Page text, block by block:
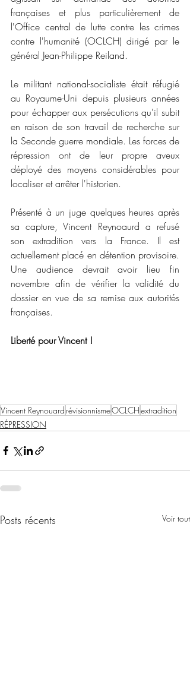
françaises et plus particulièrement de
l'Office central de lutte contre les crimes
contre l'humanité (OCLCH) dirigé par le
général Jean-Philippe Reiland.
Le militant national-socialiste était réfugié
au Royaume-Uni depuis plusieurs années
pour échapper aux persécutions qu'il subit
en raison de son travail de recherche sur
la Seconde guerre mondiale. Les forces de
répression ont de leur propre aveux
déployé des moyens considérables pour
localiser et arrêter l'historien.
Présenté à un juge quelques heures après
sa capture, Vincent Reynoaurd a refusé
son extradition vers la France. Il est
actuellement placé en détention provisoire.
Une audience devrait avoir lieu fin
novembre afin de vérifier la validité du
dossier en vue de sa remise aux autorités
françaises.
Liberté pour Vincent !
Vincent Reynouard révisionnismeOCLCHextradition
RÉPRESSION
Posts récents Voir tout